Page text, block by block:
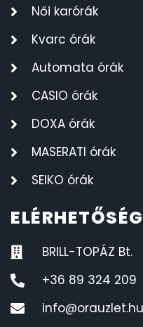
Női karórák
Kvarc órák
Automata órák
CASIO órák
DOXA órák
MASERATI órák
SEIKO órák
BRILL-TOPÁZ Bt.
+36 89 324 209
info@orauzlet.hu